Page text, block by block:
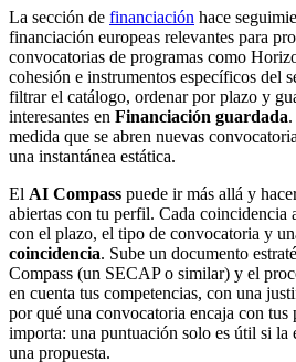
La sección de financiación hace
financiación europeas relevantes para
convocatorias de programas como
cohesión e instrumentos específicos del
filtrar el catálogo, ordenar por plazo y
interesantes en Financiación guardada
medida que se abren nuevas
una instantánea estática.
El AI Compass puede ir más allá y
abiertas con tu perfil. Cada coincidencia
con el plazo, el tipo de convocatoria y
coincidencia. Sube un documento
Compass (un SECAP o similar) y el
en cuenta tus competencias, con una
por qué una convocatoria encaja con tus
importa: una puntuación solo es útil si la
una propuesta.